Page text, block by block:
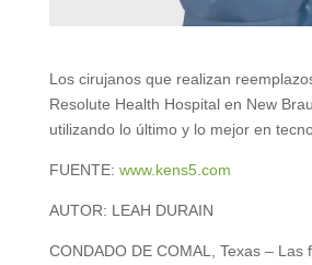
Los cirujanos que realizan
Resolute Health Hospital en New
utilizando lo último y lo mejor en
FUENTE: www.kens5.com
AUTOR: LEAH DURAIN
CONDADO DE COMAL, Texas – Las